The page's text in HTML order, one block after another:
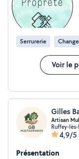
Serrurerie
Voir le
Gilles
Artisan
Ruffey-
4,9/5
Présentation